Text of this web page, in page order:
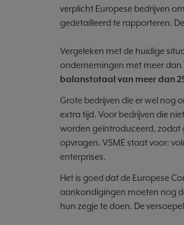
verplicht Europese bedrijven
gedetailleerd te rapporteren.
Vergeleken met de huidige
ondernemingen met meer dan
balanstotaal van meer dan
Grote bedrijven die er wel nog
extra tijd. Voor bedrijven die
worden geïntroduceerd, zodat
opvragen. VSME staat voor:
enterprises.
Het is goed dat de Europese
aankondigingen moeten nog
hun zegje te doen. De